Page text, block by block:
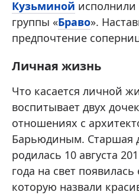
Кузьминой исполнили
группы «Браво».
предпочтение
Личная жизнь
Что касается личной
воспитывает двух
отношениях с
Барьюдиным. Старшая
родилась 10 августа
года на свет
которую назвали